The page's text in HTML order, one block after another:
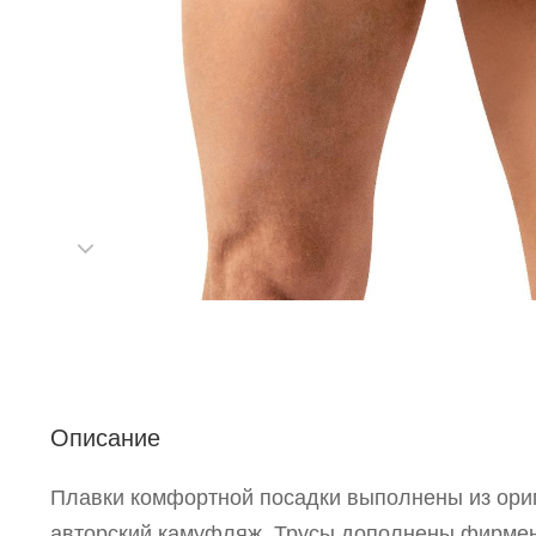
Описание
Плавки комфортной посадки выполнены из